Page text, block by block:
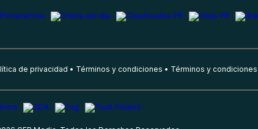
de privacidad Términos y condiciones Términos y